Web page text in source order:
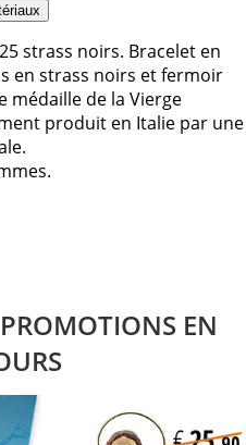
strass noirs. Bracelet en
en strass noirs et fermoir
médaille de la Vierge
produit en Italie par une
EN